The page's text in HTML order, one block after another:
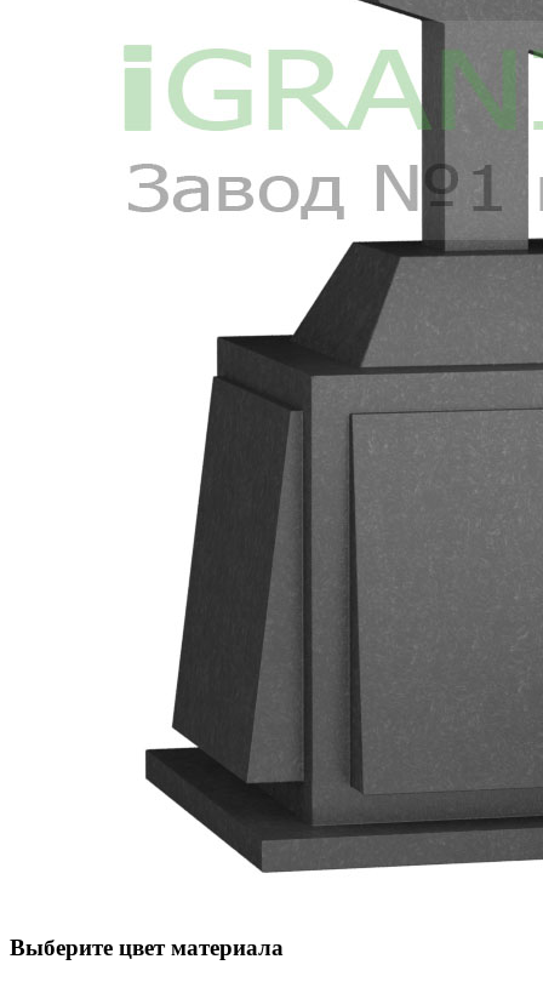
Выберите цвет материала